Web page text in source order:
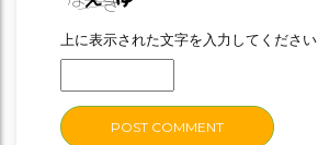
上に表示された文字を入力してください